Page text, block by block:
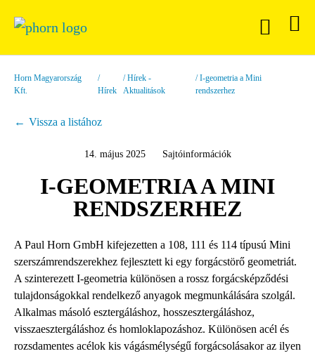
Horn Magyarország
Kft.
Hírek
Hírek -
Aktualitások
I-geometria a Mini
rendszerhez
Vissza a listához
14. május 2025 Sajtóinformációk
I-GEOMETRIA A MINI
RENDSZERHEZ
A Paul Horn GmbH kifejezetten a 108, 111 és 114 típusú Mini
szerszámrendszerekhez fejlesztett ki egy forgácstörő geometriát.
A szinterezett I-geometria különösen a rossz forgácsképződési
tulajdonságokkal rendelkező anyagok megmunkálására szolgál.
Alkalmas másoló esztergáláshoz, hosszesztergáláshoz,
visszaesztergáláshoz és homloklapozáshoz. Különösen acél és
rozsdamentes acélok kis vágásmélységű forgácsolásakor az ilyen